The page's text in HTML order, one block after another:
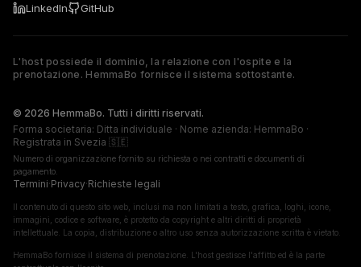
LinkedIn
GitHub
L'host possiede il dominio, la relazione con l'ospite e la
prenotazione. HemmaBo fornisce il sistema sottostante.
© 2026 HemmaBo. Tutti i diritti riservati.
Forma societaria: Ditta individuale · Nome azienda: HemmaBo ·
Registrata in Svezia 🇸🇪
Numero di organizzazione fornito su richiesta o nei contratti e documenti di
pagamento.
Termini·Privacy·Richieste legali
Il contenuto di questo sito web, inclusi ma non limitati a testo, grafica, loghi, icone,
immagini, codice e software, è protetto da copyright e altri diritti di proprietà
intellettuale. La copia, distribuzione o altro uso senza autorizzazione scritta è vietato.
HemmaBo fornisce il sistema di prenotazione. L'host gestisce l'affitto ed è la parte